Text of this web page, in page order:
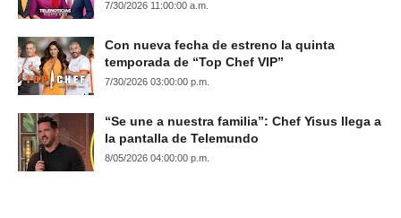
7/30/2026 11:00:00 a.m.
Con nueva fecha de estreno la quinta
temporada de “Top Chef VIP”
7/30/2026 03:00:00 p.m.
“Se une a nuestra familia”: Chef Yisus llega a
la pantalla de Telemundo
8/05/2026 04:00:00 p.m.